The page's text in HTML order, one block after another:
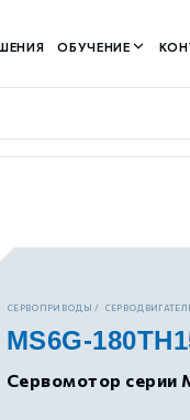
ОБУЧЕНИЕ
СЕРВОПРИВОДЫ
MS6G-
Сервомотор серии